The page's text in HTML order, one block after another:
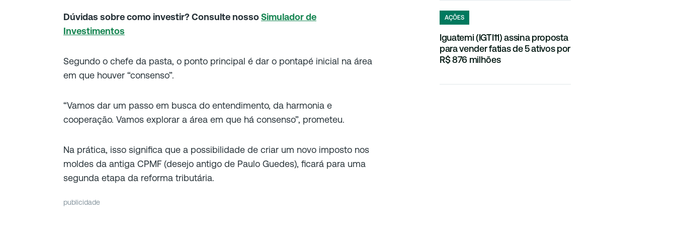
Dúvidas sobre como investir? Consulte nossoSimulador de
Investimentos
Segundo o chefe da pasta, o ponto principal é dar o pontapé inicial na área
em que houver “consenso”.
“Vamos dar um passo em busca do entendimento, da harmonia e
cooperação. Vamos explorar a área em que há consenso”, prometeu.
Na prática, isso significa que a possibilidade de criar um novo imposto nos
moldes da antiga CPMF (desejo antigo de Paulo Guedes), ficará para uma
segunda etapa da reforma tributária.
publicidade
AÇÕES
Iguatemi (IGTI11) assina proposta
para vender fatias de 5 ativos por
R$ 876 milhões